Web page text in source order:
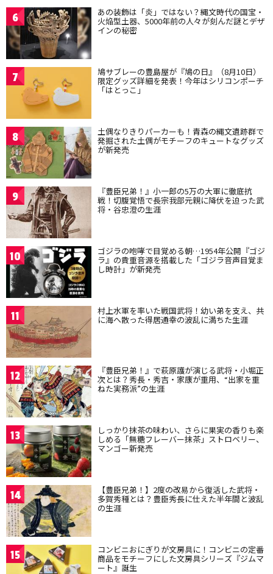
6 あの装飾は「炎」ではない？縄文時代の国宝・
火焔型土器、5000年前の人々が刻んだ謎とデザ
インの秘密
7 鳩サブレーの豊島屋が『鳩の日』（8月10日）
限定グッズ詳細を発表！今年はシリコンポーチ
「はとっこ」
8 土偶なりきりパーカーも！青森の縄文遺跡群で
発掘された土偶がモチーフのキュートなグッズ
が新発売
9 『豊臣兄弟！』小一郎の5万の大軍に徹底抗
戦！切腹覚悟で長宗我部元親に降伏を迫った武
将・谷忠澄の生涯
10 ゴジラの咆哮で目覚める朝…1954年公開『ゴジ
ラ』の貴重音源を搭載した「ゴジラ音声目覚ま
し時計」が新発売
11 村上水軍を率いた戦国武将！幼い弟を支え、共
に海へ散った得居通幸の波乱に満ちた生涯
12 『豊臣兄弟！』で萩原護が演じる武将・小堀正
次とは？秀長・秀吉・家康が重用、“出家を重
ねた実務派”の生涯
13 しっかり抹茶の味わい、さらに果実の香りも楽
しめる「無糖フレーバー抹茶」ストロベリー、
マンゴー新発売
14 【豊臣兄弟！】2度の改易から復活した武将・
多賀秀種とは？豊臣秀長に仕えた半年間と波乱
の生涯
15 コンビニおにぎりが文房具に！コンビニの定番
商品をモチーフにした文房具シリーズ『ジムマ
ート』誕生